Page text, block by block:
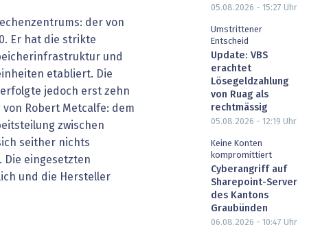
Professional AV & Digital Signage
der von
Er hat die strikte
und
etabliert. Die
jedoch erst zehn
von Robert Metcalfe: dem
zwischen
seither nichts
Die eingesetzten
und die Hersteller
05.08.2026 - 15:27 Uhr
Umstrittener
Entscheid
Update: VBS
erachtet
Lösegeldzahlung
von Ruag als
rechtmässig
05.08.2026 - 12:19 Uhr
Keine Konten
kompromittiert
Cyberangriff auf
Sharepoint-Server
des Kantons
Graubünden
06.08.2026 - 10:47 Uhr